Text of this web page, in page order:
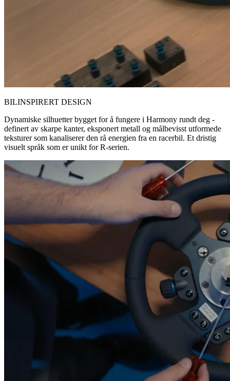
BILINSPIRERT DESIGN
Dynamiske silhuetter bygget for å fungere i Harmony rundt deg -
definert av skarpe kanter, eksponert metall og målbevisst utformede
teksturer som kanaliserer den rå energien fra en racerbil. Et dristig
visuelt språk som er unikt for R-serien.